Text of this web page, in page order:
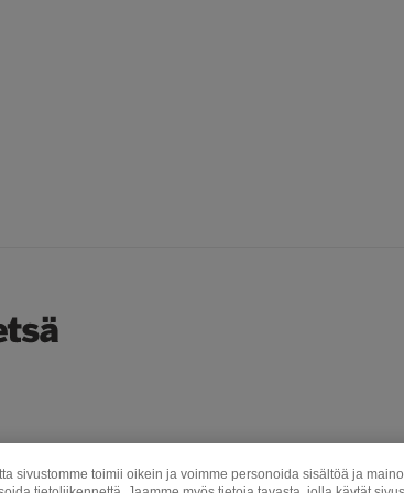
sivustomme toimii oikein ja voimme personoida sisältöä ja